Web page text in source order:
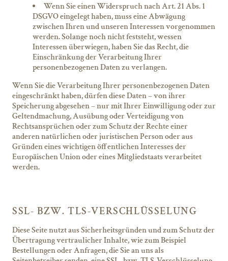
Wenn Sie einen Widerspruch nach Art. 21 Abs. 1
DSGVO eingelegt haben, muss eine Abwägung
zwischen Ihren und unseren Interessen vorgenommen
werden. Solange noch nicht feststeht, wessen
Interessen überwiegen, haben Sie das Recht, die
Einschränkung der Verarbeitung Ihrer
personenbezogenen Daten zu verlangen.
Wenn Sie die Verarbeitung Ihrer personenbezogenen Daten
eingeschränkt haben, dürfen diese Daten – von ihrer
Speicherung abgesehen – nur mit Ihrer Einwilligung oder zur
Geltendmachung, Ausübung oder Verteidigung von
Rechtsansprüchen oder zum Schutz der Rechte einer
anderen natürlichen oder juristischen Person oder aus
Gründen eines wichtigen öffentlichen Interesses der
Europäischen Union oder eines Mitgliedstaats verarbeitet
werden.
SSL- BZW. TLS-VERSCHLÜSSELUNG
Diese Seite nutzt aus Sicherheitsgründen und zum Schutz der
Übertragung vertraulicher Inhalte, wie zum Beispiel
Bestellungen oder Anfragen, die Sie an uns als